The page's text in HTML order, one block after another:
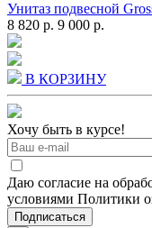
Унитаз подвесной
8 820 р. 9 000 р.
В КОРЗИНУ
Хочу быть в курсе!
Даю согласие на
условиями Политики